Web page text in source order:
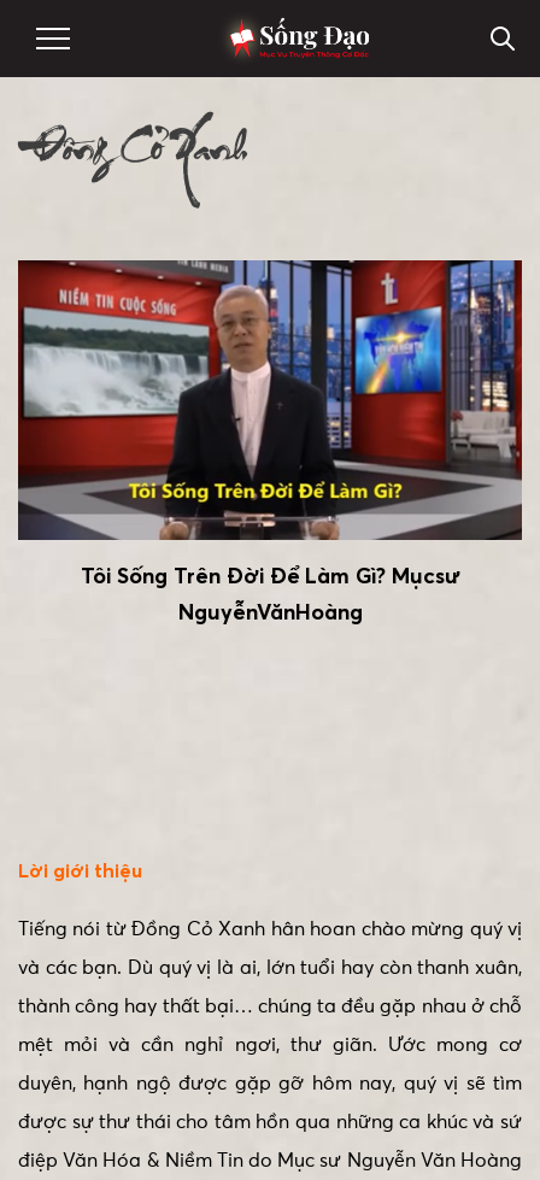
Đồng Cỏ Xanh
Tôi Sống Trên Đời Để Làm Gì? Mụcsư
NguyễnVănHoàng
Lời giới thiệu
Tiếng nói từ Đồng Cỏ Xanh hân hoan chào mừng quý vị
và các bạn. Dù quý vị là ai, lớn tuổi hay còn thanh xuân,
thành công hay thất bại… chúng ta đều gặp nhau ở chỗ
mệt mỏi và cần nghỉ ngơi, thư giãn. Ước mong cơ
duyên, hạnh ngộ được gặp gỡ hôm nay, quý vị sẽ tìm
được sự thư thái cho tâm hồn qua những ca khúc và sứ
điệp Văn Hóa & Niềm Tin do Mục sư Nguyễn Văn Hoàng